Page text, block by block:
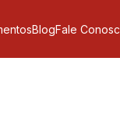
BlogFale